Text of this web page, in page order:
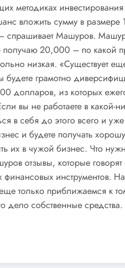
методиках
вложить сумму в
спрашивает Машуров.
20,000 – по
низкая. «Существует
будете грамотно
долларов, из которых
вы не работаете в
в себя до этого всего и
и будете получать
их в чужой бизнес. Что
отзывы, которые
инструментов.
приближаемся к
дело собственные